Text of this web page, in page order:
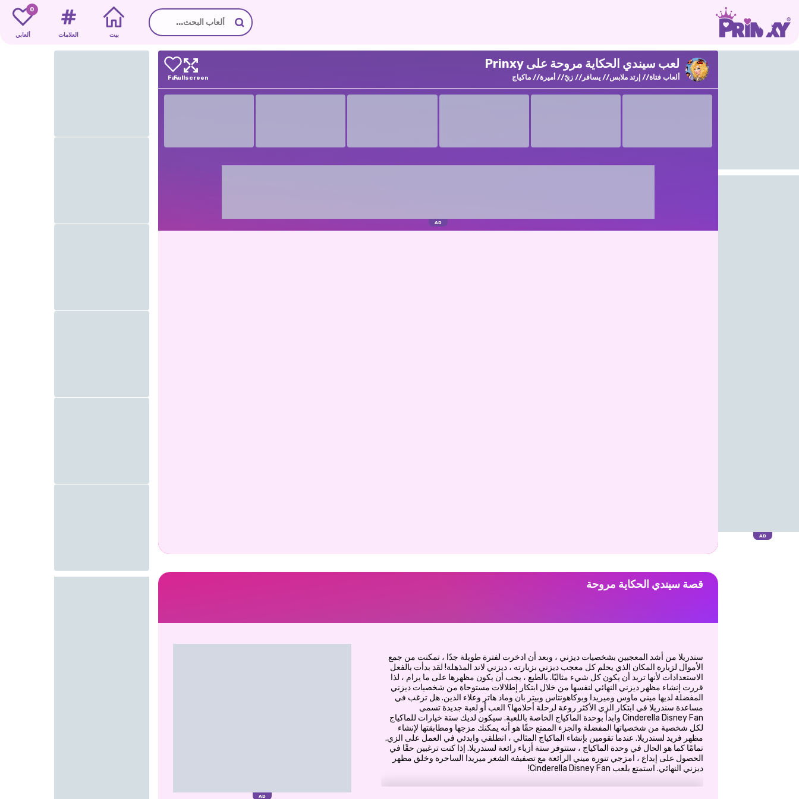
بيت العلامات
0
ألعابي
لعب سيندي الحكاية مروحة على Prinxy
ألعاب فتاة إرتد ملابس يسافر زيّ أميرة ماكياج
قصة سيندي الحكاية مروحة
سندريلا من أشد المعجبين بشخصيات ديزني ، وبعد أن ادخرت لفترة طويلة جدًا ، تمكنت من جمع
الأموال لزيارة المكان الذي يحلم كل معجب ديزني بزيارته ، ديزني لاند المذهلة! لقد بدأت بالفعل
الاستعدادات لأنها تريد أن يكون كل شيء مثاليًا. بالطبع ، يجب أن يكون مظهرها على ما يرام ، لذا
قررت إنشاء مظهر ديزني النهائي لنفسها من خلال ابتكار إطلالات مستوحاة من شخصيات ديزني
المفضلة لديها ميني ماوس وميريدا وبوكاهونتاس وبيتر بان وماد هاتر وعلاء الدين. هل ترغب في
مساعدة سندريلا في ابتكار الزي الأكثر روعة لرحلة أحلامها؟ العب أو لعبة جديدة تسمى
Cinderella Disney Fan وابدأ بوحدة الماكياج الخاصة باللعبة. سيكون لديك ستة خيارات للماكياج
لكل شخصية من شخصياتها المفضلة والجزء الممتع حقًا هو أنه يمكنك مزجها ومطابقتها لإنشاء
مظهر فريد لسندريلا. عندما تقومين بإنشاء الماكياج المثالي ، انطلقي وابدئي في العمل على الزي.
تمامًا كما هو الحال في وحدة الماكياج ، ستتوفر ستة أزياء رائعة لسندريلا. إذا كنت ترغبين حقًا في
الحصول على إبداع ، امزجي تنورة ميني الرائعة مع تصفيفة الشعر ميريدا الساحرة وخلق مظهر
ديزني النهائي. استمتع بلعب Cinderella Disney Fan!